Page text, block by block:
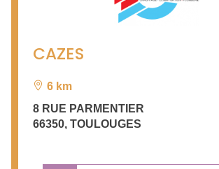
CAZES
6 km
8 RUE PARMENTIER
66350, TOULOUGES